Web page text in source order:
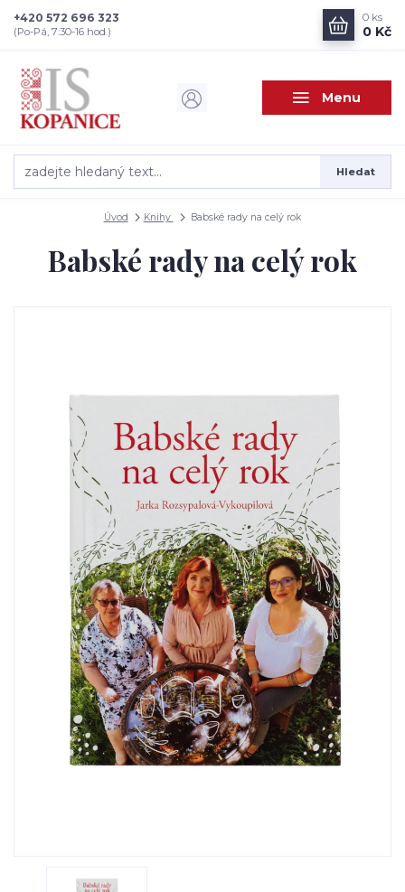
Menu
Hledat
+420 572 696 323
(Po-Pá, 7:30-16 hod.)
0 ks
0 Kč
Úvod Knihy Babské rady na celý rok
Babské rady na celý rok